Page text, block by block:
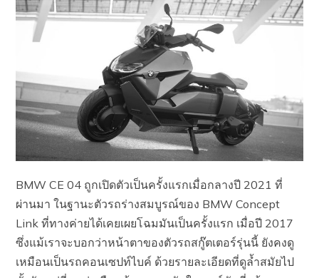
BMW CE 04 ถูกเปิดตัวเป็นครั้งแรกเมื่อกลางปี 2021 ที่
ผ่านมา ในฐานะตัวรถร่างสมบูรณ์ของ BMW Concept
Link ที่ทางค่ายได้เคยเผยโฉมมันเป็นครั้งแรก เมื่อปี 2017
ซึ่งแม้เราจะบอกว่าหน้าตาของตัวรถสกู๊ตเตอร์รุ่นนี้ ยังคงดู
เหมือนเป็นรถคอนเซปท์ไบค์ ด้วยรายละเอียดที่ดูล้ำสมัยไป